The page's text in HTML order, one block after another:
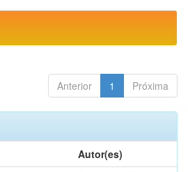
Anterior 1 Próxima
Autor(es)